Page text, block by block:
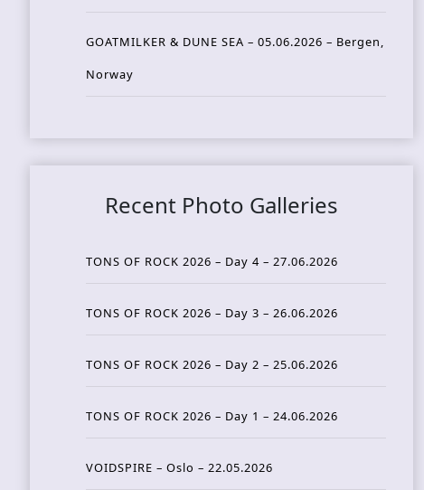
GOATMILKER & DUNE SEA – 05.06.2026 – Bergen,
Norway
Recent Photo Galleries
TONS OF ROCK 2026 – Day 4 – 27.06.2026
TONS OF ROCK 2026 – Day 3 – 26.06.2026
TONS OF ROCK 2026 – Day 2 – 25.06.2026
TONS OF ROCK 2026 – Day 1 – 24.06.2026
VOIDSPIRE – Oslo – 22.05.2026